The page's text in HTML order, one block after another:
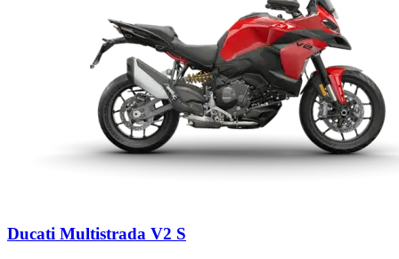
Ducati Multistrada V2 S